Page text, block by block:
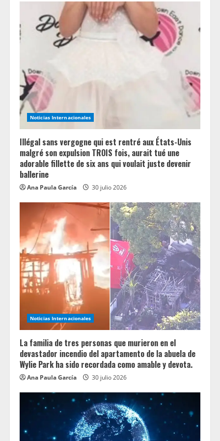
Noticias Internacionales
Illégal sans vergogne qui est rentré aux États-Unis
malgré son expulsion TROIS fois, aurait tué une
adorable fillette de six ans qui voulait juste devenir
ballerine
Ana Paula García 30 julio 2026
Noticias Internacionales
La familia de tres personas que murieron en el
devastador incendio del apartamento de la abuela de
Wylie Park ha sido recordada como amable y devota.
Ana Paula García 30 julio 2026